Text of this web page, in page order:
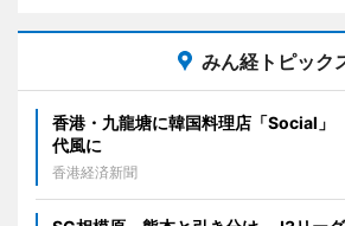
みん経トピック
香港・九龍塘に韓国料理店「Social
代風に
香港経済新聞